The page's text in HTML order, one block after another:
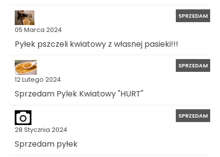
05 Marca 2024
SPRZEDAM
Pyłek pszczeli kwiatowy z własnej pasieki!!!
12 Lutego 2024
SPRZEDAM
Sprzedam Pylek Kwiatowy "HURT"
28 Stycznia 2024
SPRZEDAM
Sprzedam pyłek